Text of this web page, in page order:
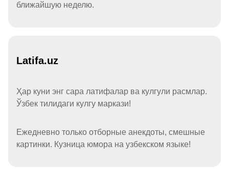
ближайшую неделю.
Latifa.uz
Ҳар куни энг сара латифалар ва кулгули расмлар.
Ўзбек тилидаги кулгу маркази!
Ежедневно только отборные анекдоты, смешные
картинки. Кузница юмора на узбекском языке!